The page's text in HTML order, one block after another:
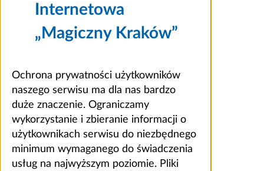
Internetowa
„Magiczny Kraków”
Ochrona prywatności użytkowników
naszego serwisu ma dla nas bardzo
duże znaczenie. Ograniczamy
wykorzystanie i zbieranie informacji o
użytkownikach serwisu do niezbędnego
minimum wymaganego do świadczenia
usług na najwyższym poziomie. Pliki